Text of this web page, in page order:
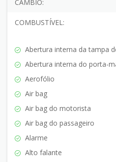
CÂMBIO:
COMBUSTÍVEL:
Abertura interna da tampa
Abertura interna do porta-
Aerofólio
Air bag
Air bag do motorista
Air bag do passageiro
Alarme
Alto falante